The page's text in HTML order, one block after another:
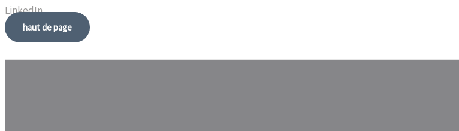
LinkedIn
haut de page